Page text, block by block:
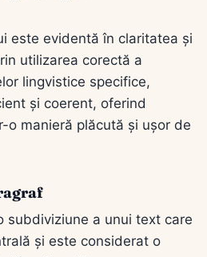
este evidentă în claritatea și
utilizarea corectă a
lingvistice specifice,
și coerent, oferind
o manieră plăcută și ușor de
subdiviziune a unui text care
și este considerat o